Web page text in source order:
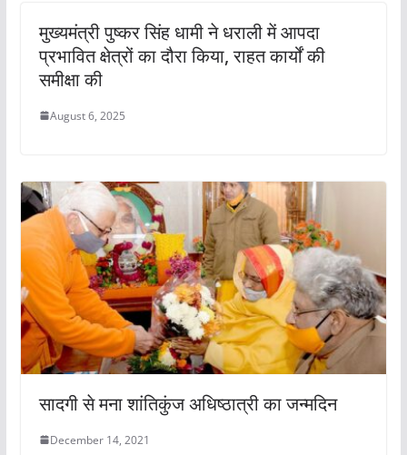
मुख्यमंत्री पुष्कर सिंह धामी ने धराली में आपदा
प्रभावित क्षेत्रों का दौरा किया, राहत कार्यों की
समीक्षा की
August 6, 2025
सादगी से मना शांतिकुंज अधिष्ठात्री का जन्मदिन
December 14, 2021